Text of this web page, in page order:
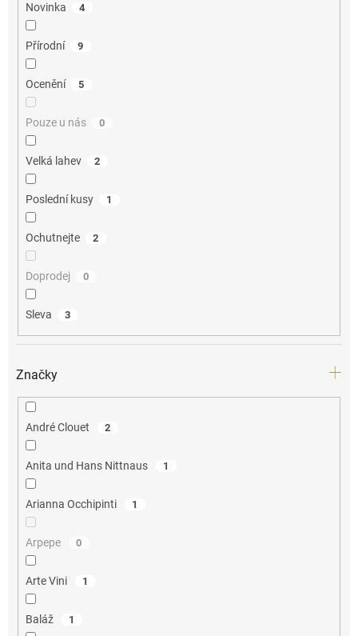
Novinka 4
Přírodní 9
Ocenění 5
Pouze u nás 0
Velká lahev 2
Poslední kusy 1
Ochutnejte 2
Doprodej 0
Sleva 3
Značky
André Clouet 2
Anita und Hans Nittnaus 1
Arianna Occhipinti 1
Arpepe 0
Arte Vini 1
Baláž 1